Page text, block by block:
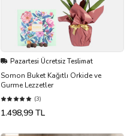
Pazartesi Ücretsiz Teslimat
Somon Buket Kağıtlı Orkide ve
Gurme Lezzetler
(3)
1.498,99 TL